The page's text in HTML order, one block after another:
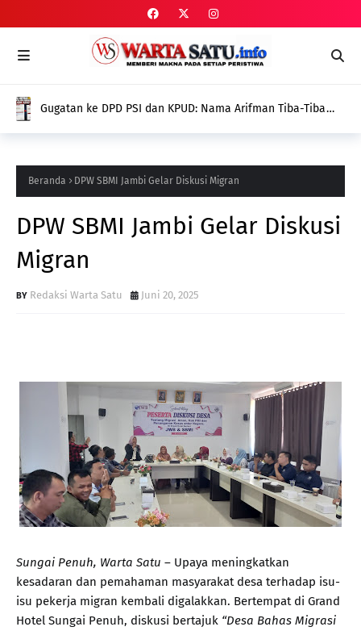
Gugatan ke DPD PSI dan KPUD: Nama Arifman Tiba-Tiba
Beranda DPW SBMI Jambi Gelar Diskusi Migran
DPW SBMI Jambi Gelar Diskusi
Migran
Redaksi Warta Satu Juni 20, 2025
Sungai Penuh, Warta Satu – Upaya meningkatkan
kesadaran dan pemahaman masyarakat desa terhadap isu-
isu pekerja migran kembali digalakkan. Bertempat di Grand
Hotel Sungai Penuh, diskusi bertajuk “Desa Bahas Migrasi